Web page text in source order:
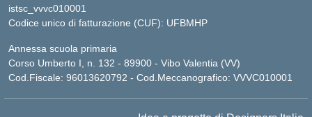
istsc_vvvc010001
Codice unico di fatturazione (CUF): UFBMHP
Annessa scuola primaria
Corso Umberto I, n. 132 - 89900 - Vibo Valentia (VV)
Cod.Fiscale: 96013620792 - Cod.Meccanografico: VVVC010001